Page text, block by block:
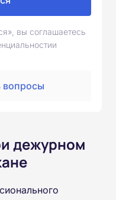
вы соглашаетесь
вопросы
дежурном